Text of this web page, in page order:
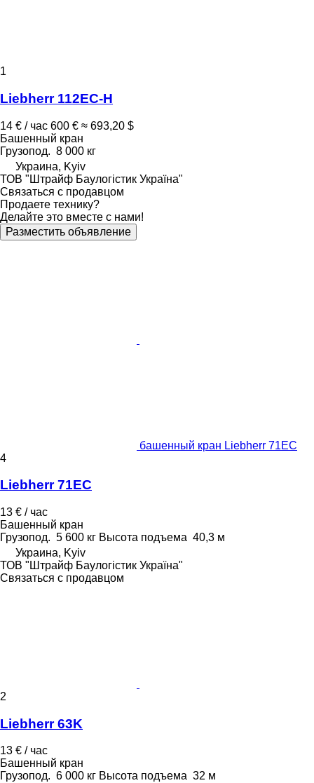
1
Liebherr 112EC-H
14 € / час 600 € ≈ 693,20 $
Башенный кран
Грузопод. 8 000 кг
Украина, Kyiv
ТОВ "Штрайф Баулогістик Україна"
Связаться с продавцом
Продаете технику?
Делайте это вместе с нами!
Разместить объявление
башенный кран Liebherr 71EC
4
Liebherr 71EC
13 € / час
Башенный кран
Грузопод. 5 600 кг Высота подъема 40,3 м
Украина, Kyiv
ТОВ "Штрайф Баулогістик Україна"
Связаться с продавцом
2
Liebherr 63K
13 € / час
Башенный кран
Грузопод. 6 000 кг Высота подъема 32 м